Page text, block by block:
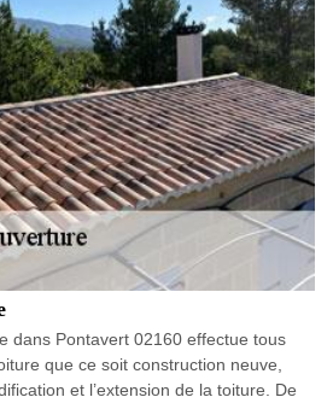
dans Pontavert 02160 effectue tous
que ce soit construction neuve,
et l’extension de la toiture. De